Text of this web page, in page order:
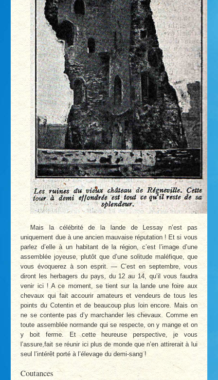
Mais la célébrité de la lande de Lessay n’est pas
uniquement due à une ancien mauvaise réputation ! Et si vous
parlez d’elle à un habitant de la région, c’est l’image d’une
assemblée joyeuse, plutôt que d’une solitude maléfique, que
vous évoquerez à son esprit. — C’est en septembre, vous
diront les herbagers du pays, du 12 au 14, qu’il vous faudra
venir ici ! A ce moment, se tient sur la lande une foire aux
chevaux qui fait accourir amateurs et vendeurs de tous les
points du Cotentin et de beaucoup plus loin encore. Mais on
ne se contente pas d’y marchander les chevaux. Comme en
toute assemblée normande qui se respecte, on y mange et on
y boit ferme. Et cette heureuse perspective, je vous
l’assure,fait se réunir ici plus de monde que n’en attirerait à lui
seul l’intérêt porté à l’élevage du demi-sang !
Coutances